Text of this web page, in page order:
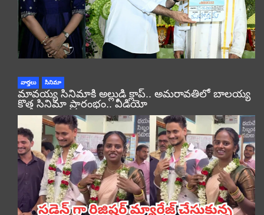
వార్తలు సినిమా
మావయ్య సినిమాకి అల్లుడి క్లాప్.. అమరావతిలో బాలయ్య
కొత్త సినిమా ప్రారంభం.. వీడియో